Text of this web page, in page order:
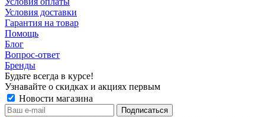
Условия доставки
Гарантия на товар
Помощь
Блог
Вопрос-ответ
Бренды
Будьте всегда в курсе!
Узнавайте о скидках и акциях первым
Новости магазина